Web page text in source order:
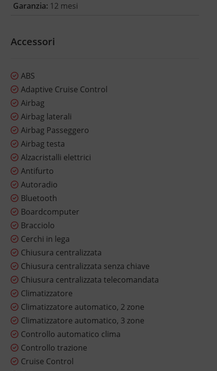
Garanzia: 12 mesi
Accessori
ABS
Adaptive Cruise Control
Airbag
Airbag laterali
Airbag Passeggero
Airbag testa
Alzacristalli elettrici
Antifurto
Autoradio
Bluetooth
Boardcomputer
Bracciolo
Cerchi in lega
Chiusura centralizzata
Chiusura centralizzata senza chiave
Chiusura centralizzata telecomandata
Climatizzatore
Climatizzatore automatico, 2 zone
Climatizzatore automatico, 3 zone
Controllo automatico clima
Controllo trazione
Cruise Control